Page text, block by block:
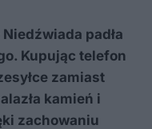
padła
Kupując telefon
zamiast
kamień i
zachowaniu